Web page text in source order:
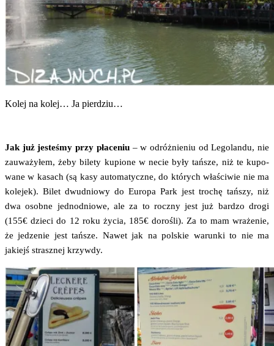
Kolej na kolej… Ja pierdziu…
Jak już jeste­śmy przy pła­ce­niu– w odróż­nie­niu od Lego­lan­du, nie
zauwa­ży­łem, żeby bile­ty kupio­ne w necie były tań­sze, niż te kupo­
wa­ne w kasach (są kasy auto­ma­tycz­ne, do któ­rych wła­ści­wie nie ma
kole­jek). Bilet dwu­dnio­wy do Euro­pa Park jest tro­chę tań­szy, niż
dwa osob­ne jed­no­dnio­we, ale za to rocz­ny jest już bar­dzo dro­gi
(155€ dzie­ci do 12 roku życia, 185€ doro­śli). Za to mam wra­że­nie,
że jedze­nie jest tań­sze. Nawet jak na pol­skie warun­ki to nie ma
jakiejś strasz­nej krzywdy.